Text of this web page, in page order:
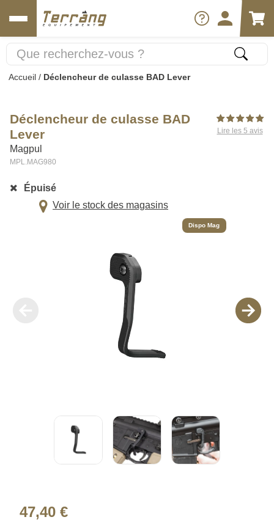
Accueil / Déclencheur de culasse BAD Lever
Déclencheur de culasse BAD
Lever
Magpul
MPL.MAG980
Lire les 5 avis
Épuisé
Voir le stock des magasins
Dispo Mag
47,40 €